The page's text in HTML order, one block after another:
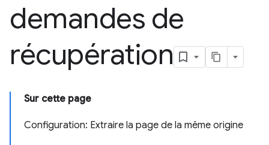
demandes de
récupération
Sur cette page
Configuration: Extraire la page de la même origine